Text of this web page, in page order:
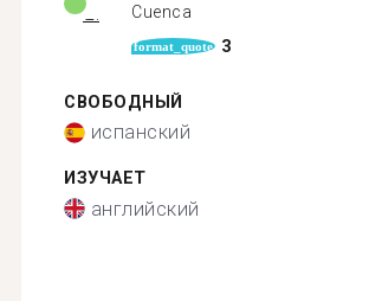
Cuenca
format_quote 3
СВОБОДНЫЙ
испанский
ИЗУЧАЕТ
английский